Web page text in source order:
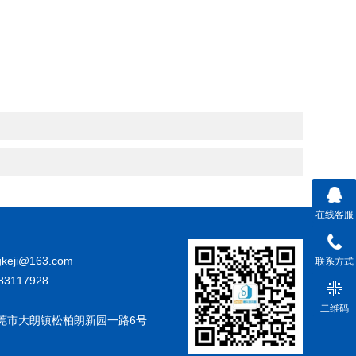
市大朗镇松柏朗新园一路6号
在线客服
联系方式
二维码